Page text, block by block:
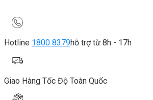
Hotline 1800 8379hỗ trợ từ 8h - 17h
Giao Hàng Tốc Độ Toàn Quốc